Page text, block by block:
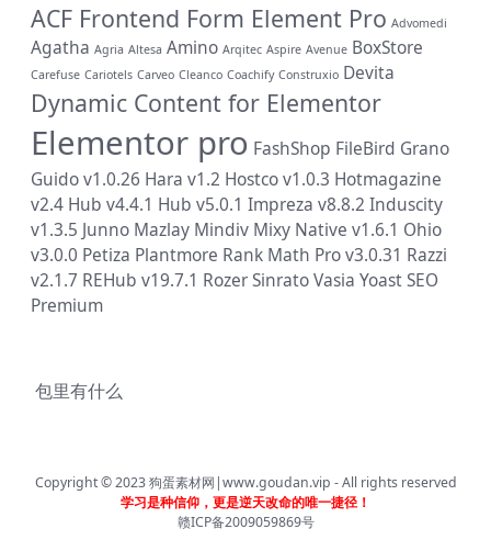
ACF Frontend Form Element Pro Advomedi
Agatha Agria Altesa Amino Arqitec Aspire Avenue BoxStore
Carefuse Cariotels Carveo Cleanco Coachify Construxio Devita
Dynamic Content for Elementor
Elementor pro FashShop FileBird Grano
Guido v1.0.26 Hara v1.2 Hostco v1.0.3 Hotmagazine
v2.4 Hub v4.4.1 Hub v5.0.1 Impreza v8.8.2 Induscity
v1.3.5 Junno Mazlay Mindiv Mixy Native v1.6.1 Ohio
v3.0.0 Petiza Plantmore Rank Math Pro v3.0.31 Razzi
v2.1.7 REHub v19.7.1 RozerSinratoVasia Yoast SEO
Premium
包里有什么
Copyright © 2023狗蛋素材网|www.goudan.vip - All rights reserved
学习是种信仰，更是逆天改命的唯一捷径！
赣ICP备2009059869号